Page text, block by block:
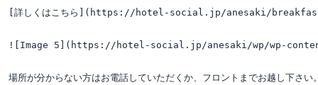
[詳しくはこちら](https://hotel-social.jp/anesaki/
![Image 5](https://hotel-social.jp/anesaki/wp/wp-content/uploads/
場所が分からない方はお電話していただくか、フロントまでお越し下さい